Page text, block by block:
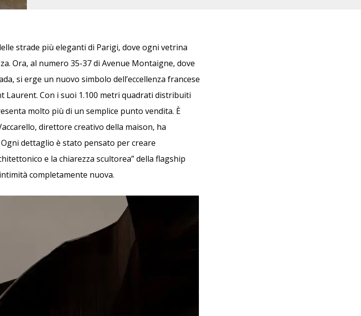
strade più eleganti di Parigi, dove ogni vetrina
Ora, al numero 35-37 di Avenue Montaigne, dove
si erge un nuovo simbolo dell’eccellenza francese
Laurent. Con i suoi 1.100 metri quadrati distribuiti
molto più di un semplice punto vendita. È
direttore creativo della maison, ha
dettaglio è stato pensato per creare
e la chiarezza scultorea” della flagship
completamente nuova.